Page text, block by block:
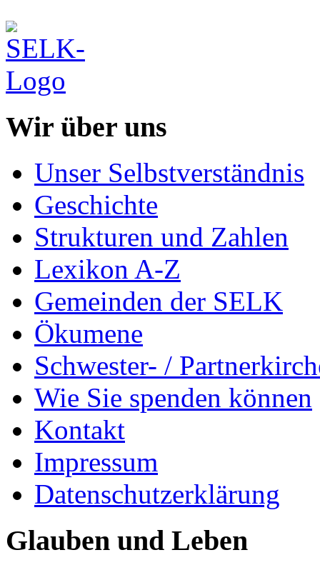
Wir über uns
Unser Selbstverständnis
Geschichte
Strukturen und Zahlen
Lexikon A-Z
Gemeinden der SELK
Ökumene
Schwester- /
Wie Sie spenden können
Kontakt
Impressum
Datenschutzerklärung
Glauben und Leben